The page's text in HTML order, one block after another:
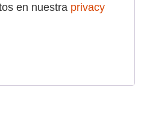
en nuestra privacy